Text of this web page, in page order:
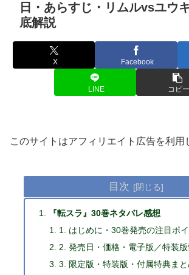
日・あらすじ・リムルvsユウ
底解説
X Facebook
LINE コピー
このサイトはアフィリエイト広告を利用
目次
『転スラ』30巻ネタバレ感想
1. はじめに・30巻発売の注目ポ
2. 発売日・価格・電子版／特装
3. 限定版・特装版・付属特典まと